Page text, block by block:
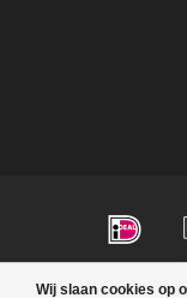
Wij slaan cookies op